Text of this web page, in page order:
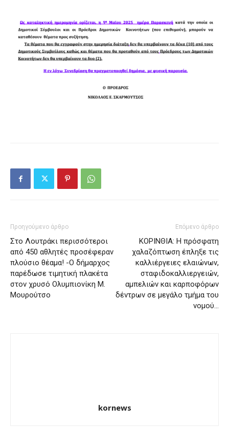
Προηγούμενο άρθρο
Στο Λουτράκι περισσότεροι
από 450 αθλητές προσέφεραν
πλούσιο θέαμα! -Ο δήμαρχος
παρέδωσε τιμητική πλακέτα
στον χρυσό Ολυμπιονίκη Μ.
Μουρούτσο
Επόμενο άρθρο
ΚΟΡΙΝΘΙΑ: Η πρόσφατη
χαλαζόπτωση έπληξε τις
καλλιέργειες ελαιώνων,
σταφιδοκαλλιεργειών,
αμπελιών και καρποφόρων
δέντρων σε μεγάλο τμήμα του
νομού…
kornews